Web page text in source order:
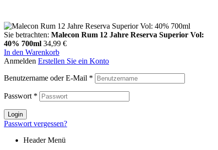
Sie betrachten: Malecon Rum 12 Jahre Reserva Superior Vol:
40% 700ml 34,99 €
In den Warenkorb
Anmelden Erstellen Sie ein Konto
Benutzername oder E-Mail *
Passwort *
Login
Passwort vergessen?
Header Menü